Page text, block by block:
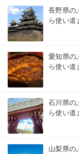
長野県の
ら使い道
愛知県の
ら使い道
石川県の
ら使い道
山梨県の